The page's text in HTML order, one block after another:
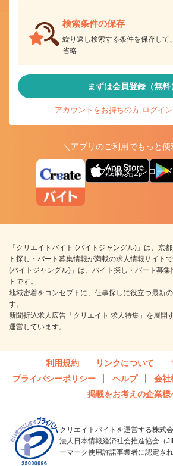
検索条件の保存
繰り返し検索する条件を保存して
省略
まずは会員登録（無料
アカウントをお持ちの方 ログイ
＼アプリのご利用でもっと便
アプリ版ダウンロー
「クリエイトバイト (バイトジャングル)」は、京
ト探し・パート募集情報が満載の求人情報サイト
(バイトジャングル)」は、バイト探し・パート募
トです。
地域密着をコンセプトに、仕事探しに役立つ最新
す。
新聞折込求人広告「クリエイト 求人特集」を展開
運営しています。
利用規約 リンクについて
プライバシーポリシー
ヘルプ 会社
掲載をお考えの企業様
クリエイトバイトを運営する株式
法人日本情報経済社会推進協会（
ーマーク使用許諾事業者に認定され